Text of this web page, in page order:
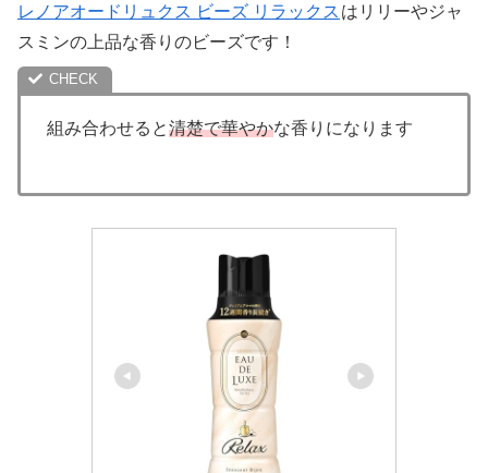
レノアオードリュクス ビーズ リラックス はリリーやジャ
スミンの上品な香りのビーズです！
組み合わせると清楚で華やかな香りになります